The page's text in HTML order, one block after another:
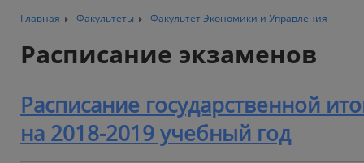
Главная Факультеты Факультет Экономики и Управления
Расписание экзаменов
Расписание государственной
на 2018-2019 учебный год